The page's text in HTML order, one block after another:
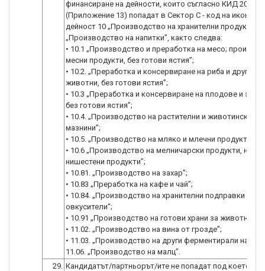
финансиране на дейности, които съгласно КИД 2008
(Приложение 13) попадат в Сектор С - код на
дейност 10 „Производство на хранителни продукти”
„Производство на напитки”, както следва:
• 10.1 „Производство и преработка на месо;
месни продукти, без готови ястия”;
• 10.2. „Преработка и консервиране на риба и други
животни, без готови ястия”;
• 10.3 „Преработка и консервиране на плодове и
без готови ястия”;
• 10.4. „Производство на растителни и животински
мазнини”;
• 10.5. „Производство на мляко и млечни продукти”;
• 10.6 „Производство на мелничарски продукти,
нишестени продукти”;
• 10.81. „Производство на захар”;
• 10.83 „Преработка на кафе и чай”;
• 10.84. „Производство на хранителни подправки и
овкусители“;
• 10.91 „Производство на готови храни за животни”;
• 11.02. „Производство на вина от грозде”;
• 11.03. „Производство на други ферментирали
29. Кандидатът/партньорът/ите не попадат под което и